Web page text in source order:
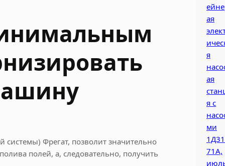
Фрегат, позволит значительно
полей, а, следовательно, получить